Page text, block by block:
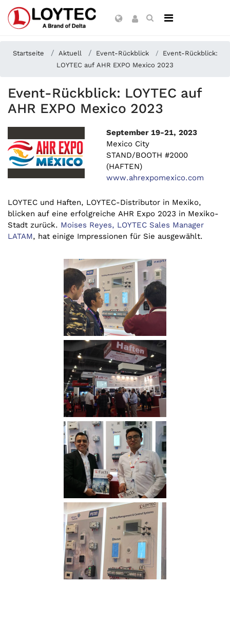
Startseite Aktuell Event-Rückblick
Event-Rückblick:
LOYTEC auf AHR EXPO Mexico 2023
Event-Rückblick: LOYTEC auf
AHR EXPO Mexico 2023
September 19-21, 2023
Mexico City
STAND/BOOTH #2000
(HAFTEN)
www.ahrexpomexico.com
LOYTEC und Haften, LOYTEC-Distributor in Mexiko,
blicken auf eine erfolgreiche AHR Expo 2023 in Mexiko-
Stadt zurück. Moises Reyes, LOYTEC Sales Manager
LATAM, hat einige Impressionen für Sie ausgewählt.